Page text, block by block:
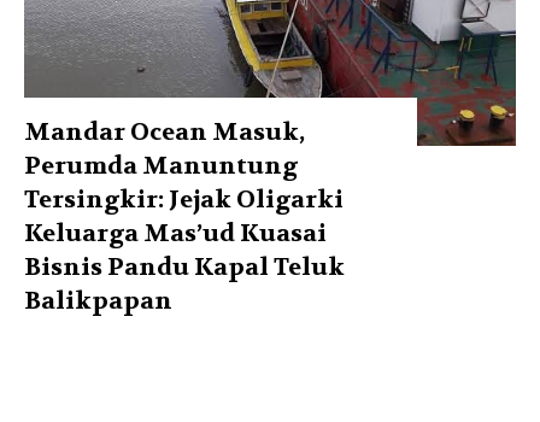
Mandar Ocean Masuk,
Perumda Manuntung
Tersingkir: Jejak Oligarki
Keluarga Mas’ud Kuasai
Bisnis Pandu Kapal Teluk
Balikpapan